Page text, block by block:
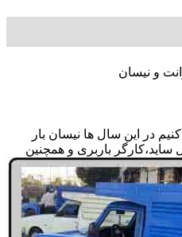
و نیسان
در این سال ها نیسان بار
ساید،کارگر باربری و همچنین